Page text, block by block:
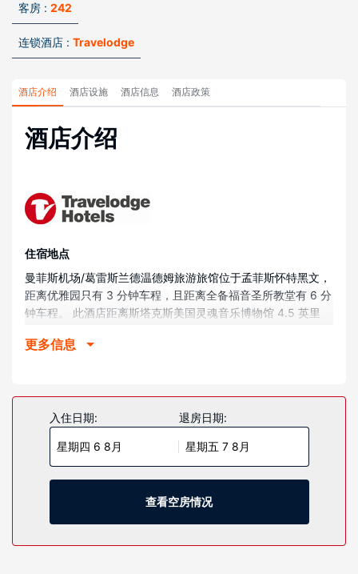
客房 : 242
连锁酒店 : Travelodge
酒店介绍 酒店设施 酒店信息 酒店政策
酒店介绍
住宿地点
曼菲斯机场/葛雷斯兰德温德姆旅游旅馆位于孟菲斯怀特黑文，
距离优雅园只有 3 分钟车程，且距离全备福音圣所教堂有 6 分
钟车程。 此酒店距离斯塔克斯美国灵魂音乐博物馆 4.5 英里
客房
适。提供免费无线网络，方便您与朋友保持联系；数码频道可
满足您的娱乐需求。配备淋浴/盆浴组合的私人浴室提供免费洗
浴用品和吹风机。便利设施包括书桌和茶具/咖啡用具，以及带
有免费市内通话的电话。
您可充分利用健身中心等度假设施，此外还有免费 WiFi和礼宾
更多信息
入住日期:
星期四 6 8月
退房日期:
星期五 7 8月
查看空房情况